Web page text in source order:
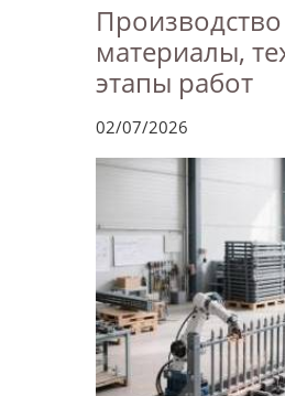
материалы,
этапы работ
02/07/2026